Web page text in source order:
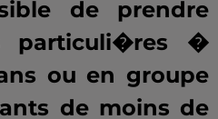
de prendre
particuli�res �
ou en groupe
de moins de